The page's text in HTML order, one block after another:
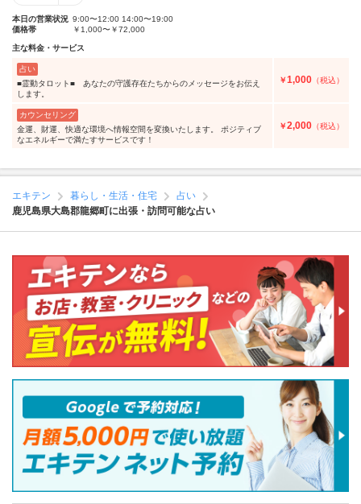
本日の営業状況 9:00〜12:00 14:00〜19:00
価格帯
￥1,000〜￥72,000
主な料金・サービス
占い
■霊動タロット■ あなたの守護存在たちからのメッセージをお伝え
します。
￥1,000 （税込）
カウンセリング
金運、財運、快適な環境へ情報空間を変換いたします。 ポジティブ
なエネルギーで満たすサービスです！
￥2,000 （税込）
エキテン 暮らし・生活・住宅
占い
鹿児島県大島郡龍郷町に出張・訪問可能な占い